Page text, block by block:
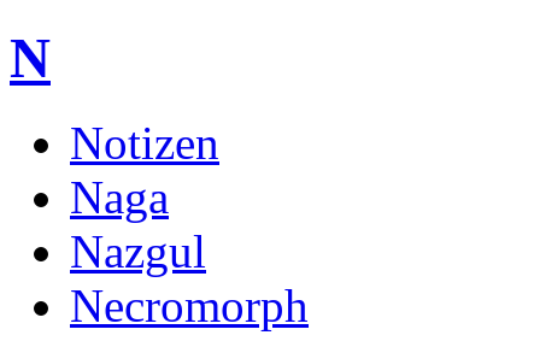
N
Notizen
Naga
Nazgul
Necromorph